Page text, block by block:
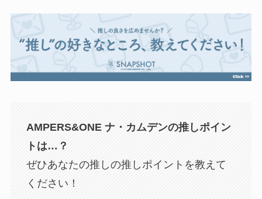
AMPERS&ONE ナ・カムデンの推しポイン
トは…？
ぜひあなたの推しの推しポイントを教えて
ください！